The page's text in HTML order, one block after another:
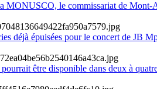
MONUSCO, le commissariat de Mont-
déjà épuisées pour le concert de JB
être disponible dans deux à